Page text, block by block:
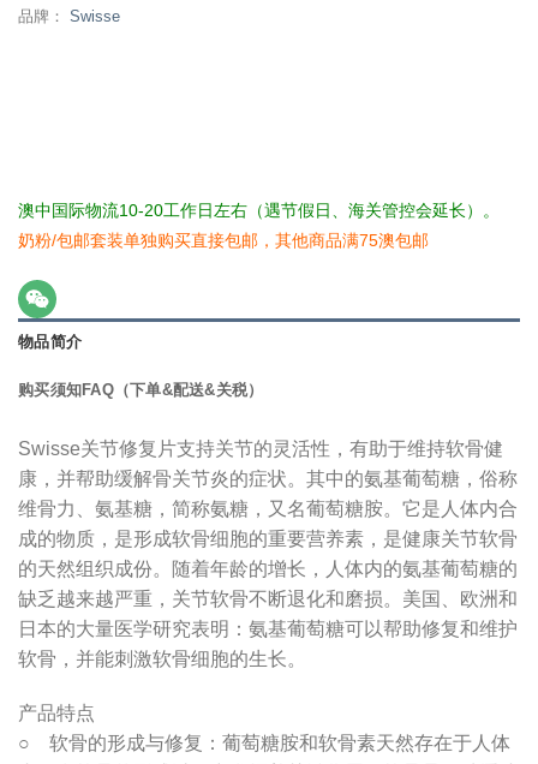
品牌： Swisse
澳中国际物流10-20工作日左右（遇节假日、海关管控会延长）。
奶粉/包邮套装单独购买直接包邮，其他商品满75澳包邮
物品简介
购买须知FAQ（下单&配送&关税）
Swisse关节修复片支持关节的灵活性，有助于维持软骨健
康，并帮助缓解骨关节炎的症状。其中的氨基葡萄糖，俗称
维骨力、氨基糖，简称氨糖，又名葡萄糖胺。它是人体内合
成的物质，是形成软骨细胞的重要营养素，是健康关节软骨
的天然组织成份。随着年龄的增长，人体内的氨基葡萄糖的
缺乏越来越严重，关节软骨不断退化和磨损。美国、欧洲和
日本的大量医学研究表明：氨基葡萄糖可以帮助修复和维护
软骨，并能刺激软骨细胞的生长。
产品特点
○ 软骨的形成与修复：葡萄糖胺和软骨素天然存在于人体